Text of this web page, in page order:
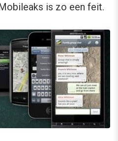
is zo een feit.